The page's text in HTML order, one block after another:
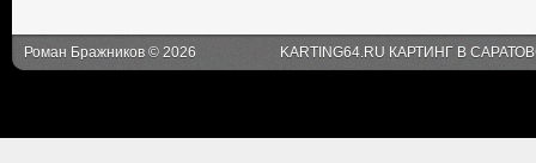
Роман Бражников © 2026 KARTING64.RU КАРТИНГ В